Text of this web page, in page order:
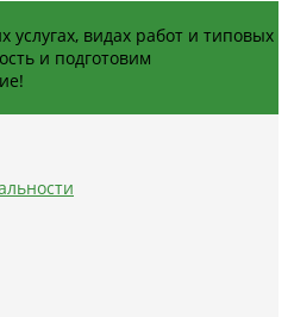
видах работ и типовых
и подготовим